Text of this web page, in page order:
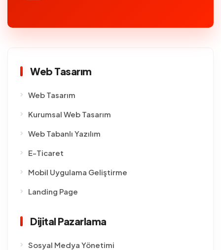
Web Tasarım
Web Tasarım
Kurumsal Web Tasarım
Web Tabanlı Yazılım
E-Ticaret
Mobil Uygulama Geliştirme
Landing Page
Dijital Pazarlama
Sosyal Medya Yönetimi